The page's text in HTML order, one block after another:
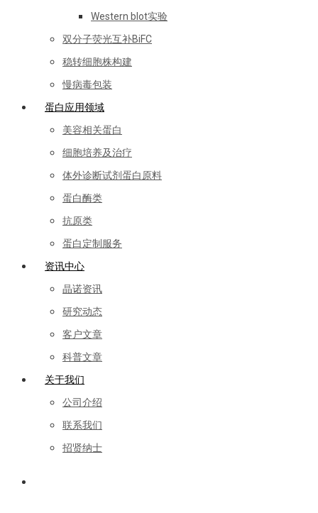
Western blot实验
双分子荧光互补BiFC
稳转细胞株构建
慢病毒包装
蛋白应用领域
美容相关蛋白
细胞培养及治疗
体外诊断试剂蛋白原料
蛋白酶类
抗原类
蛋白定制服务
资讯中心
晶诺资讯
研究动态
客户文章
科普文章
关于我们
公司介绍
联系我们
招贤纳士